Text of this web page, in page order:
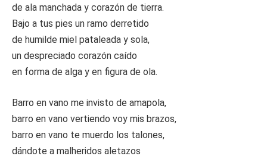
de ala manchada y corazón de tierra.
Bajo a tus pies un ramo derretido
de humilde miel pataleada y sola,
un despreciado corazón caído
en forma de alga y en figura de ola.
Barro en vano me invisto de amapola,
barro en vano vertiendo voy mis brazos,
barro en vano te muerdo los talones,
dándote a malheridos aletazos